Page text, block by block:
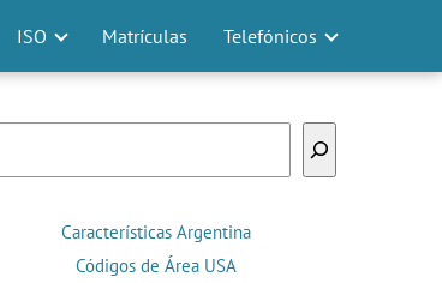
ISO Matrículas Telefónicos
Características Argentina
Códigos de Área USA